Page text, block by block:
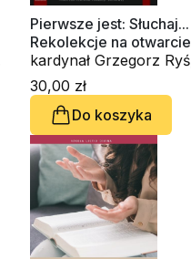
Pierwsze jest: Słuchaj...
Rekolekcje na otwarcie
Domu Słowa (CD-
audiobook)
kardynał Grzegorz Ryś, ks.
Krzysztof Wons SDS
30,00 zł
Do koszyka